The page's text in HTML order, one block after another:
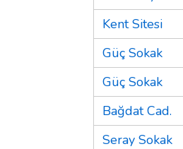
Kent Sitesi
Güç Sokak
Güç Sokak
Bağdat Cad.
Seray Sokak